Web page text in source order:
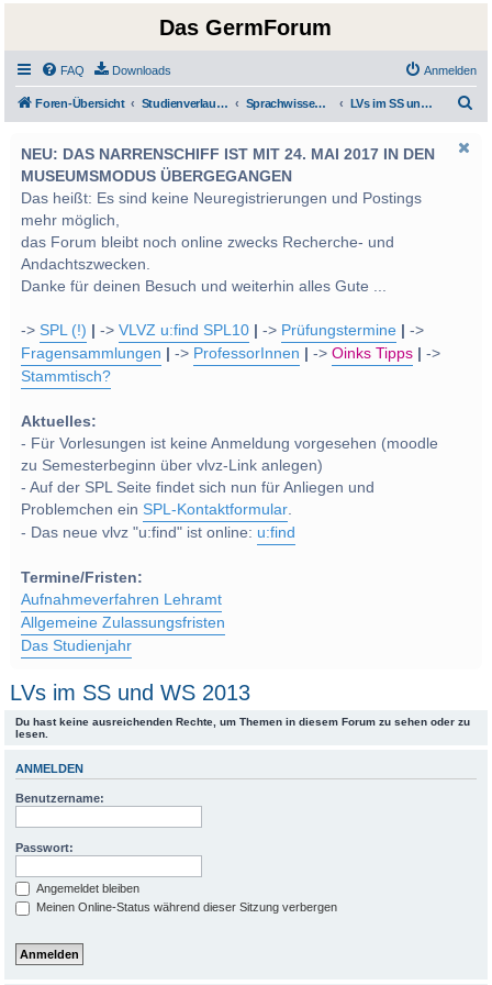
Das GermForum
FAQ Downloads Anmelden
Foren-Übersicht Studienverlauf Bachelor-/Masterstudien sowie UF Deutsch Sprachwissenschaft LVs im SS und WS 2013
NEU: DAS NARRENSCHIFF IST MIT 24. MAI 2017 IN DEN
MUSEUMSMODUS ÜBERGEGANGEN
Das heißt: Es sind keine Neuregistrierungen und Postings
mehr möglich,
das Forum bleibt noch online zwecks Recherche- und
Andachtszwecken.
Danke für deinen Besuch und weiterhin alles Gute ...
->SPL (!) ->VLVZ u:find SPL10 -> Prüfungstermine
->
Fragensammlungen
-> ProfessorInnen ->Oinks Tipps
->
Stammtisch?
Aktuelles:
- Für Vorlesungen ist keine Anmeldung vorgesehen (moodle
zu Semesterbeginn über vlvz-Link anlegen)
- Auf der SPL Seite findet sich nun für Anliegen und
Problemchen einSPL-Kontaktformular.
- Das neue vlvz "u:find" ist online: u:find
Termine/Fristen:
Aufnahmeverfahren Lehramt
Allgemeine Zulassungsfristen
Das Studienjahr
LVs im SS und WS 2013
Du hast keine ausreichenden Rechte, um Themen in diesem Forum zu sehen oder zu
lesen.
ANMELDEN
Benutzername:
Passwort:
Angemeldet bleiben
Meinen Online-Status während dieser Sitzung verbergen